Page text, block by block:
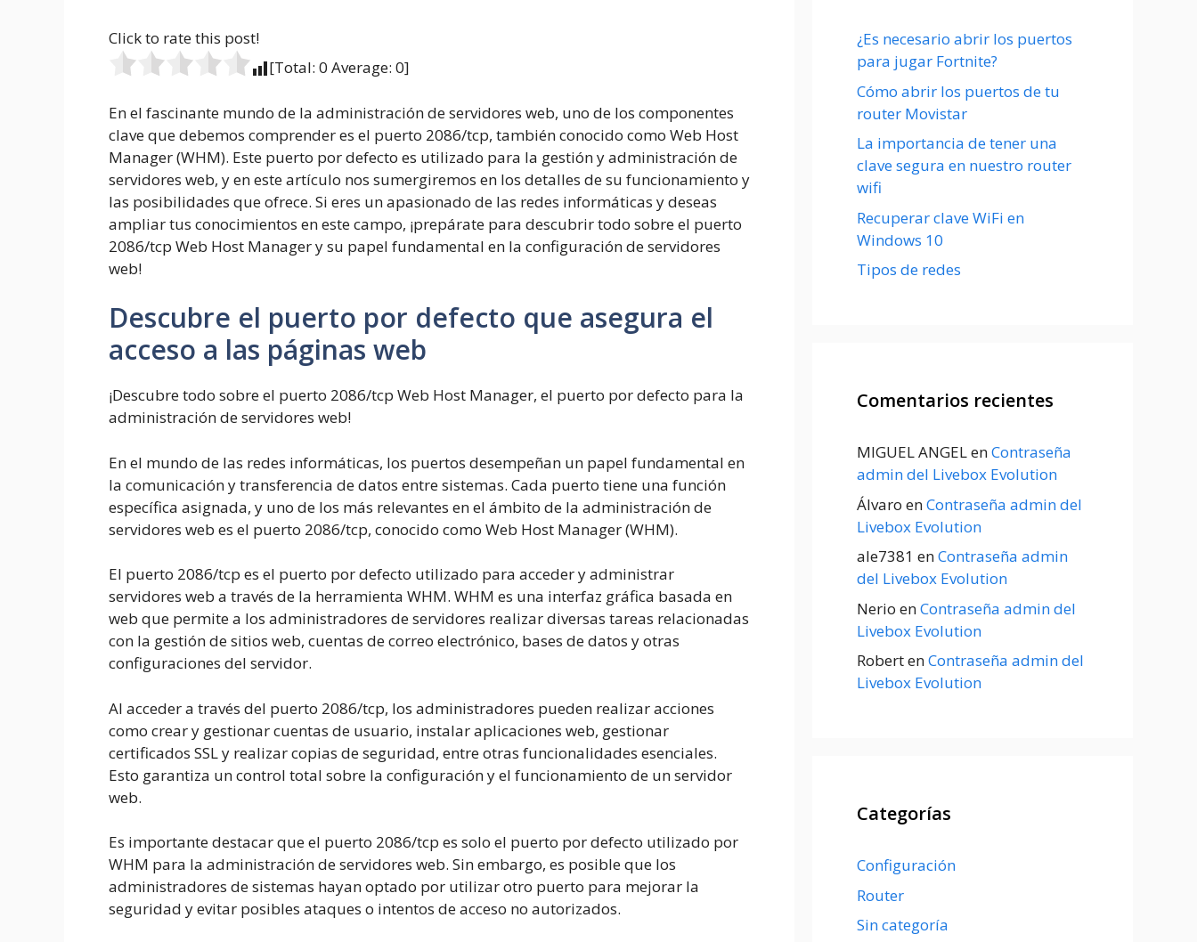
Click to rate this post!
[Total: 0 Average: 0]
En el fascinante mundo de la administración de servidores web, uno de los componentes
clave que debemos comprender es el puerto 2086/tcp, también conocido como Web Host
Manager (WHM). Este puerto por defecto es utilizado para la gestión y administración de
servidores web, y en este artículo nos sumergiremos en los detalles de su funcionamiento y
las posibilidades que ofrece. Si eres un apasionado de las redes informáticas y deseas
ampliar tus conocimientos en este campo, ¡prepárate para descubrir todo sobre el puerto
2086/tcp Web Host Manager y su papel fundamental en la configuración de servidores
web!
Descubre el puerto por defecto que asegura el
acceso a las páginas web
¡Descubre todo sobre el puerto 2086/tcp Web Host Manager, el puerto por defecto para la
administración de servidores web!
En el mundo de las redes informáticas, los puertos desempeñan un papel fundamental en
la comunicación y transferencia de datos entre sistemas. Cada puerto tiene una función
específica asignada, y uno de los más relevantes en el ámbito de la administración de
servidores web es el puerto 2086/tcp, conocido como Web Host Manager (WHM).
El puerto 2086/tcp es el puerto por defecto utilizado para acceder y administrar
servidores web a través de la herramienta WHM. WHM es una interfaz gráfica basada en
web que permite a los administradores de servidores realizar diversas tareas relacionadas
con la gestión de sitios web, cuentas de correo electrónico, bases de datos y otras
configuraciones del servidor.
Al acceder a través del puerto 2086/tcp, los administradores pueden realizar acciones
como crear y gestionar cuentas de usuario, instalar aplicaciones web, gestionar
certificados SSL y realizar copias de seguridad, entre otras funcionalidades esenciales.
Esto garantiza un control total sobre la configuración y el funcionamiento de un servidor
web.
Es importante destacar que el puerto 2086/tcp es solo el puerto por defecto utilizado por
WHM para la administración de servidores web. Sin embargo, es posible que los
administradores de sistemas hayan optado por utilizar otro puerto para mejorar la
seguridad y evitar posibles ataques o intentos de acceso no autorizados.
¿Es necesario abrir los puertos
para jugar Fortnite?
Cómo abrir los puertos de tu
router Movistar
La importancia de tener una
clave segura en nuestro router
wifi
Recuperar clave WiFi en
Windows 10
Tipos de redes
Comentarios recientes
MIGUEL ANGELenContraseña
admin del Livebox Evolution
Álvaro enContraseña admin del
Livebox Evolution
ale7381 enContraseña admin
del Livebox Evolution
Nerio enContraseña admin del
Livebox Evolution
RobertenContraseña admin del
Livebox Evolution
Categorías
Configuración
Router
Sin categoría